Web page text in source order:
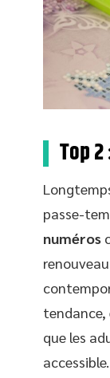
Top
passe-
numéros
tendance,
que les
accessible.